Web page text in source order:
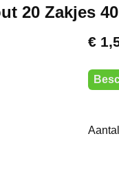
20 Zakjes
€
Aantal